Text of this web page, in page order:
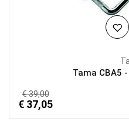
Tama CBA5
€ 39,00
€ 37,05